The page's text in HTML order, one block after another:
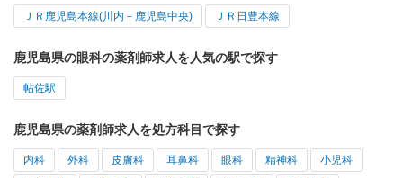
ＪＲ鹿児島本線(川内－鹿児島中央) ＪＲ日豊本線
鹿児島県の眼科の薬剤師求人を人気の駅で探す
帖佐駅
鹿児島県の薬剤師求人を処方科目で探す
内科 外科 皮膚科 耳鼻科 眼科 精神科 小児科